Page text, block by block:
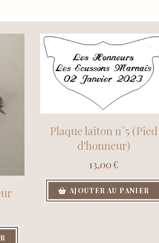
Plaque laiton n°5 (Pied
d'honneur)
13,00€
AJOUTER AU PANIER